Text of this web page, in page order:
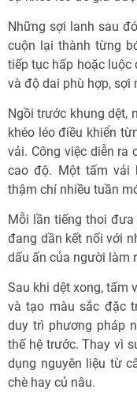
Những sợi lanh sau
cuộn lại thành từng
tiếp tục hấp hoặc luộc
và độ dai phù hợp,
Ngồi trước khung dệt,
khéo léo điều khiển
vải. Công việc diễn ra
cao độ. Một tấm vải
thậm chí nhiều tuần
Mỗi lần tiếng thoi
đang dần kết nối với
dấu ấn của người làm
Sau khi dệt xong, tấm
và tạo màu sắc đặc
duy trì phương pháp
thế hệ trước. Thay vì
dụng nguyên liệu từ
chè hay củ nâu.